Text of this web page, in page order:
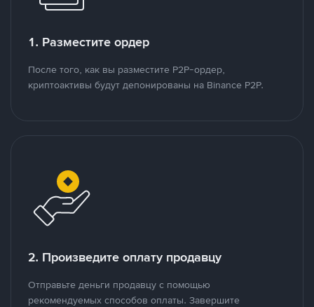
1. Разместите ордер
После того, как вы разместите P2P-ордер,
криптоактивы будут депонированы на Binance P2P.
2. Произведите оплату продавцу
Отправьте деньги продавцу с помощью
рекомендуемых способов оплаты. Завершите